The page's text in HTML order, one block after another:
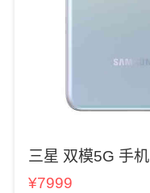
三星 双模5G 手机
¥7999